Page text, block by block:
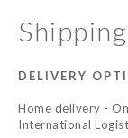
DELIVERY
Home delivery -
International